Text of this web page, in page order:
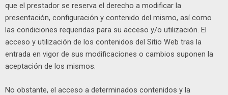
que el prestador se reserva el derecho a modificar la
presentación, configuración y contenido del mismo, así como
las condiciones requeridas para su acceso y/o utilización. El
acceso y utilización de los contenidos del Sitio Web tras la
entrada en vigor de sus modificaciones o cambios suponen la
aceptación de los mismos.
No obstante, el acceso a determinados contenidos y la